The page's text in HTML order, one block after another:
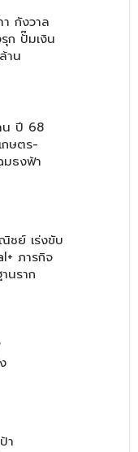
กังวาล
ก ปั๊มเงิน
าน
น ปี 68
ษตร-
มธงฟ้า
ชย์ เร่งขับ
ภารกิจ
นราก
า